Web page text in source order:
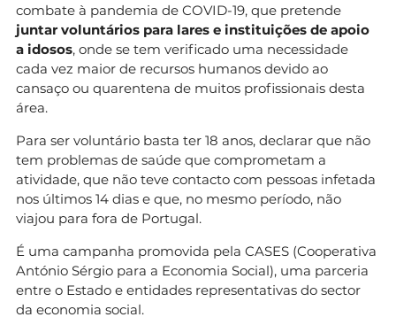
combate à pandemia de COVID-19, que pretende
juntar voluntários para lares e instituições de apoio
a idosos, onde se tem verificado uma necessidade
cada vez maior de recursos humanos devido ao
cansaço ou quarentena de muitos profissionais desta
área.
Para ser voluntário basta ter 18 anos, declarar que não
tem problemas de saúde que comprometam a
atividade, que não teve contacto com pessoas infetada
nos últimos 14 dias e que, no mesmo período, não
viajou para fora de Portugal.
É uma campanha promovida pela CASES (Cooperativa
António Sérgio para a Economia Social), uma parceria
entre o Estado e entidades representativas do sector
da economia social.